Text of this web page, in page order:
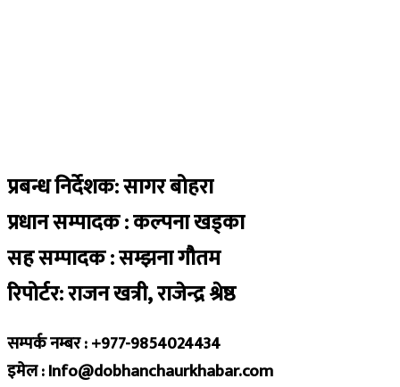
प्रबन्ध निर्देशक: सागर बोहरा
प्रधान सम्पादक : कल्पना खड्का
सह सम्पादक : सम्झना गौतम
रिपोर्टर: राजन खत्री, राजेन्द्र श्रेष्ठ
सम्पर्क नम्बर : +977-9854024434
इमेल : Info@dobhanchaurkhabar.com